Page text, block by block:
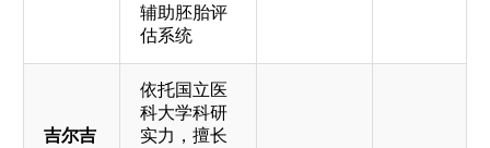
辅助胚胎评
估系统
吉尔吉
依托国立医
科大学科研
实力，擅长